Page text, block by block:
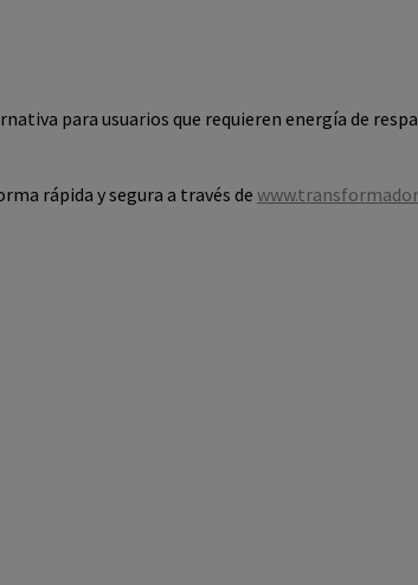
para usuarios que requieren energía de
rápida y segura a través de